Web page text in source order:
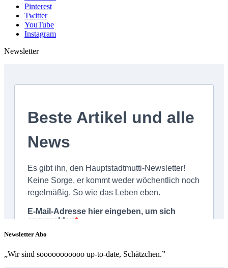
Pinterest
Twitter
YouTube
Instagram
Newsletter
Newsletter Abo
„Wir sind sooooooooooo up-to-date, Schätzchen.”